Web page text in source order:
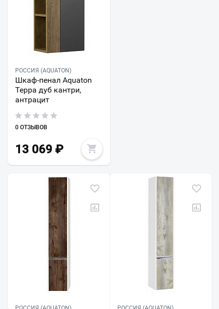
РОССИЯ (AQUATON)
Шкаф-пенал Aquaton
Терра дуб кантри,
антрацит
0 ОТЗЫВОВ
13 069 ₽